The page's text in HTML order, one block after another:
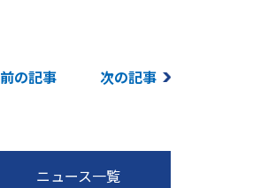
前の記事 次の記事
ニュース一覧